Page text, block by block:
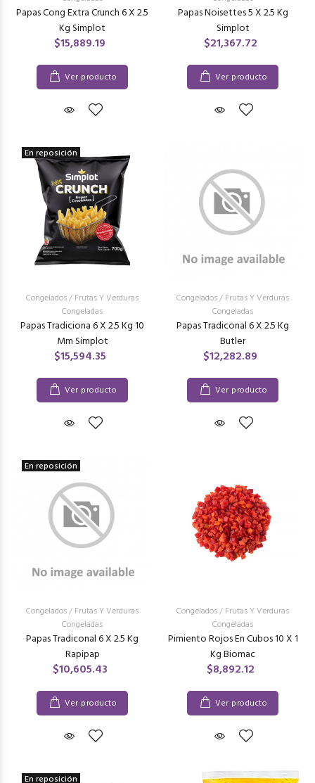
Papas Cong Extra Crunch 6 X 2.5
Kg Simplot
$15,889.19
Ver producto
Papas Noisettes 5 X 2.5 Kg
Simplot
$21,367.72
Ver producto
En reposición
Congelados/ Frutas Y Verduras
Congeladas
Papas Tradiciona 6 X 2.5 Kg 10
Mm Simplot
$15,594.35
Ver producto
Congelados/ Frutas Y Verduras
Congeladas
Papas Tradiconal 6 X 2.5 Kg
Butler
$12,282.89
Ver producto
En reposición
Congelados/ Frutas Y Verduras
Congeladas
Papas Tradiconal 6 X 2.5 Kg
Rapipap
$10,605.43
Ver producto
Congelados/ Frutas Y Verduras
Congeladas
Pimiento Rojos En Cubos 10 X 1
Kg Biomac
$8,892.12
Ver producto
En reposición